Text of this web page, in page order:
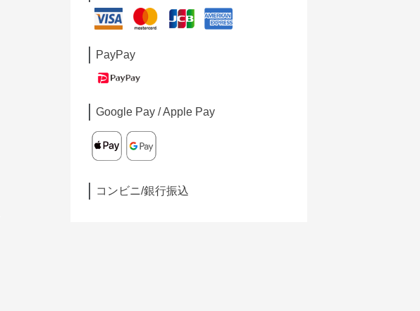
PayPay
Google Pay / Apple Pay
コンビニ/銀行振込